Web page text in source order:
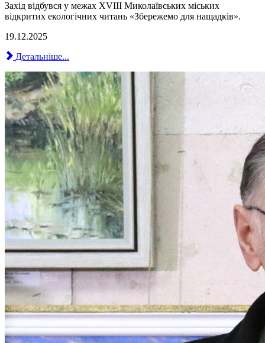
Захід відбувся у межах ХVIII Миколаївських міських
відкритих екологічних читань «Збережемо для нащадків».
19.12.2025
Детальніше...